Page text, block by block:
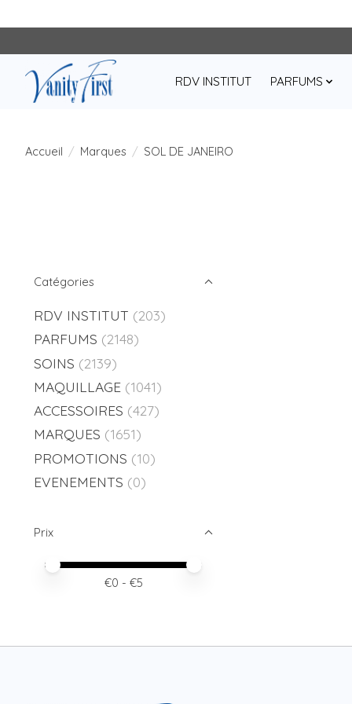
RDV INSTITUT PARFUMS
Accueil / Marques / SOL DE JANEIRO
Catégories
RDV INSTITUT (203)
PARFUMS (2148)
SOINS (2139)
MAQUILLAGE (1041)
ACCESSOIRES (427)
MARQUES (1651)
PROMOTIONS (10)
EVENEMENTS (0)
Prix
Prix minimum
Price maximum value
€0 - €5